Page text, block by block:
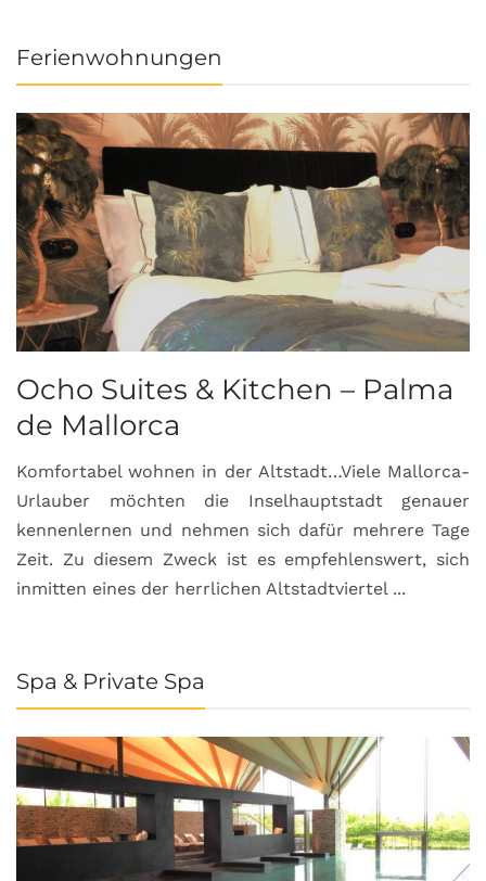
Ferienwohnungen
Ocho Suites & Kitchen – Palma
de Mallorca
Komfortabel wohnen in der Altstadt…Viele Mallorca-
Urlauber möchten die Inselhauptstadt genauer
kennenlernen und nehmen sich dafür mehrere Tage
Zeit. Zu diesem Zweck ist es empfehlenswert, sich
inmitten eines der herrlichen Altstadtviertel ...
Spa & Private Spa